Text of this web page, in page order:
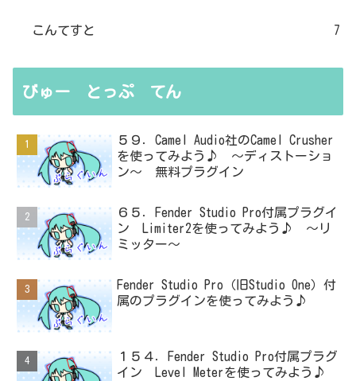
こんてすと 7
びゅー とっぷ てん
５９．Camel Audio社のCamel Crusher
を使ってみよう♪ ～ディストーショ
ン～ 無料プラグイン
６５．Fender Studio Pro付属プラグイ
ン Limiter2を使ってみよう♪ ～リ
ミッター～
Fender Studio Pro（旧Studio One）付
属のプラグインを使ってみよう♪
１５４．Fender Studio Pro付属プラグ
イン Level Meterを使ってみよう♪